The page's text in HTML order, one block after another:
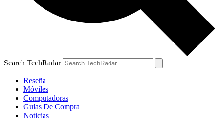
Search TechRadar
Reseña
Móviles
Computadoras
Guías De Compra
Noticias